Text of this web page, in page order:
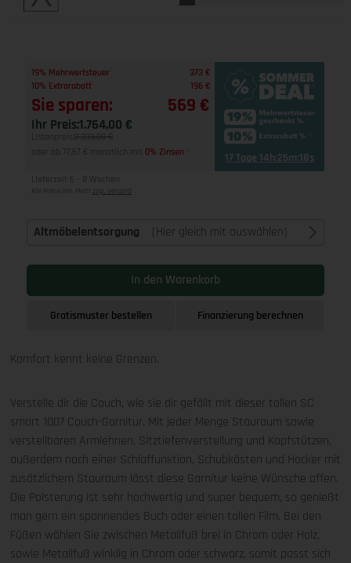
19% Mehrwertsteuer
373 €
10% Extrarabatt
196 €
Sie sparen: 569 €
Ihr Preis:1.764,00 €
Listenpreis: 2.333,00 €
oder ab 77,67 € monatlich mit 0% Zinsen 17 Tage 14h:25m:17s
Lieferzeit 6 - 8 Wochen
Alle Preise inkl. MwSt zzgl. Versand
Altmöbelentsorgung (Hier gleich mit auswählen)
In den Warenkorb
Gratismuster bestellen Finanzierung berechnen
Komfort kennt keine Grenzen.
Verstelle dir die Couch, wie sie dir gefällt mit dieser tollen SC
smart 1007 Couch-Garnitur. Mit jeder Menge Stauraum sowie
verstellbaren Armlehnen, Sitztiefenverstellung und Kopfstützen,
außerdem noch einer Schlaffunktion, Schubkästen und Hocker mit
zusätzlichem Stauraum lässt diese Garnitur keine Wünsche offen.
Die Polsterung ist sehr hochwertig und super bequem, so genießt
man gern ein spannendes Buch oder einen tollen Film. Bei den
Füßen wählen Sie zwischen Metallfuß brei in Chrom oder Holz,
sowie Metallfuß winklig in Chrom oder schwarz, somit passt sich